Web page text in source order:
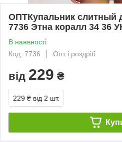
ОПТКупальник слитный
7736 Этна коралл 34 36
В наявності
Код: 7736
Опт і роздріб
від 229 ₴
229 ₴ від 2 шт.